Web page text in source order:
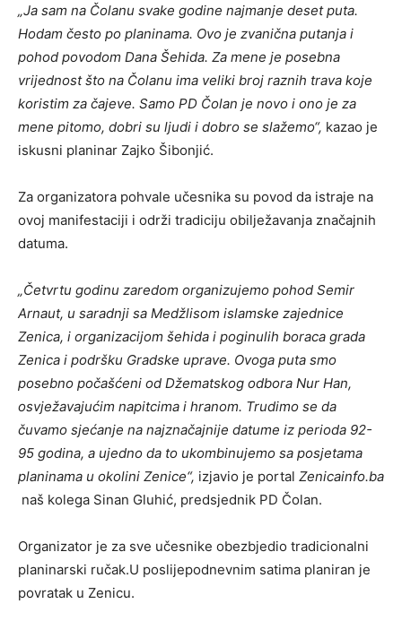
„Ja sam na Čolanu svake godine najmanje deset puta.
Hodam često po planinama. Ovo je zvanična putanja i
pohod povodom Dana Šehida. Za mene je posebna
vrijednost što na Čolanu ima veliki broj raznih trava koje
koristim za čajeve. Samo PD Čolan je novo i ono je za
mene pitomo, dobri su ljudi i dobro se slažemo“, kazao je
iskusni planinar Zajko Šibonjić.
Za organizatora pohvale učesnika su povod da istraje na
ovoj manifestaciji i održi tradiciju obilježavanja značajnih
datuma.
„Četvrtu godinu zaredom organizujemo pohod Semir
Arnaut, u saradnji sa Medžlisom islamske zajednice
Zenica, i organizacijom šehida i poginulih boraca grada
Zenica i podršku Gradske uprave. Ovoga puta smo
posebno počašćeni od Džematskog odbora Nur Han,
osvježavajućim napitcima i hranom. Trudimo se da
čuvamo sjećanje na najznačajnije datume iz perioda 92-
95 godina, a ujedno da to ukombinujemo sa posjetama
planinama u okolini Zenice“, izjavio je portal Zenicainfo.ba
naš kolega Sinan Gluhić, predsjednik PD Čolan.
Organizator je za sve učesnike obezbjedio tradicionalni
planinarski ručak.U poslijepodnevnim satima planiran je
povratak u Zenicu.